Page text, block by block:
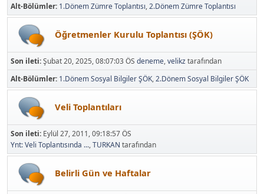
Alt-Bölümler 1.Dönem Zümre Toplantısı 2.Dönem Zümre Toplantısı
Öğretmenler Kurulu Toplantısı (ŞÖK)
Son ileti:Şubat 20, 2025, 08:07:03 ÖS deneme,velikztarafından
Alt-Bölümler 1.Dönem Sosyal Bilgiler ŞÖK 2.Dönem Sosyal Bilgiler ŞÖK
Veli Toplantıları
Son ileti: Eylül 27, 2011, 09:18:57 ÖS
Ynt: Veli Toplantısında ...,TURKAN tarafından
Belirli Gün ve Haftalar